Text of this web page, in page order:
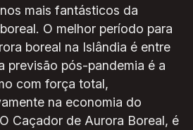
mais fantásticos da
O melhor período para
boreal na Islândia é entre
previsão pós-pandemia é a
com força total,
na economia do
Caçador de Aurora Boreal, é